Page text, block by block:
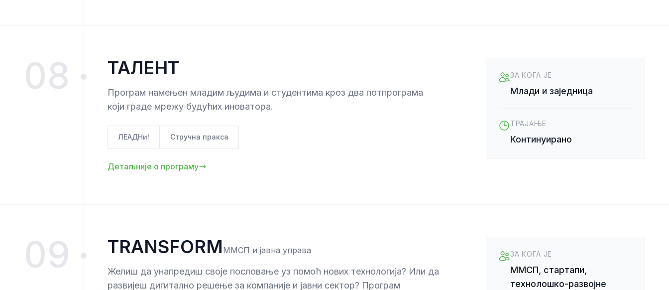
08 ТАЛЕНТ
Програм намењен младим људима и студентима кроз два потпрограма
који граде мрежу будућих иноватора.
ЛЕАДНи! Стручна пракса
Детаљније о програму
ЗА КОГА ЈЕ
Млади и заједница
ТРАЈАЊЕ
Континуирано
09 TRANSFORM ММСП и јавна управа
Желиш да унапредиш своје пословање уз помоћ нових технологија? Или да
развијеш дигитално решење за компаније и јавни сектор? Програм
ЗА КОГА ЈЕ
ММСП, стартапи,
технолошко-развојне